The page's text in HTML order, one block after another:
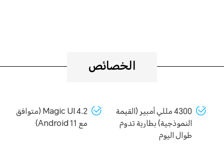
الخصائص
4300 مللي أمبير (القيمة
النموذجية) بطارية تدوم
طوال اليوم
Magic UI 4.2 (متوافق
مع Android 11)